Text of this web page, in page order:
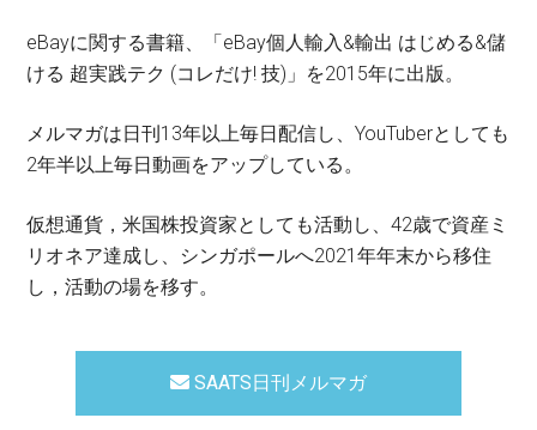
eBayに関する書籍、「eBay個人輸入&輸出 はじめる&儲
ける 超実践テク (コレだけ! 技)」を2015年に出版。
メルマガは日刊13年以上毎日配信し、YouTuberとしても
2年半以上毎日動画をアップしている。
仮想通貨，米国株投資家としても活動し、42歳で資産ミ
リオネア達成し、シンガポールへ2021年年末から移住
し，活動の場を移す。
SAATS日刊メルマガ